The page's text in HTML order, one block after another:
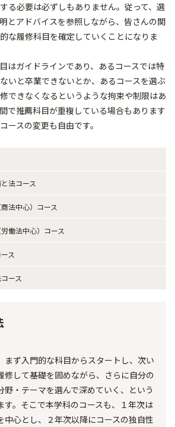
る必要は必ずしもありません。従って、選
とアドバイスを参照しながら、皆さんの関
な履修科目を確定していくことになりま
はガイドラインであり、あるコースでは特
いと卒業できないとか、あるコースを選ぶ
できなくなるというような拘束や制限はあ
で推薦科目が重複している場合もあります
ースの変更も自由です。
法コース
法中心）コース
働法中心）コース
ス
ース
まず入門的な科目からスタートし、次い
修して基礎を固めながら、さらに自分の
野・テーマを選んで深めていく、という
す。そこで本学科のコースも、１年次は
中心とし、２年次以降にコースの独自性